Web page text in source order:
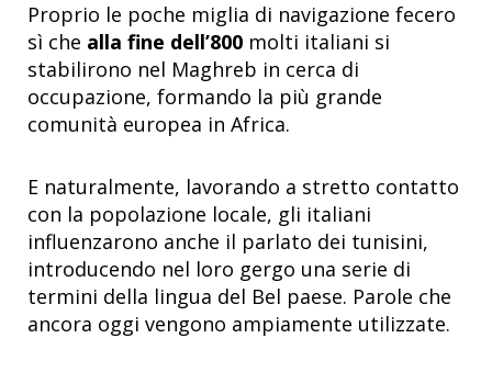
Proprio le poche miglia di navigazione fecero
sì che alla fine dell’800 molti italiani si
stabilirono nel Maghreb in cerca di
occupazione, formando la più grande
comunità europea in Africa.
E naturalmente, lavorando a stretto contatto
con la popolazione locale, gli italiani
influenzarono anche il parlato dei tunisini,
introducendo nel loro gergo una serie di
termini della lingua del Bel paese. Parole che
ancora oggi vengono ampiamente utilizzate.